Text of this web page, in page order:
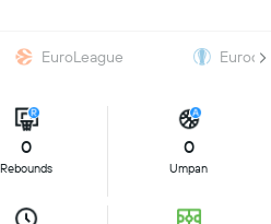
EuroLeague
0
Rebounds
0
Umpan